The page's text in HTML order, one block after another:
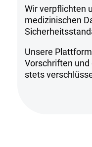
Wir verpflichten
medizinischen
Unsere
Vorschriften
stets